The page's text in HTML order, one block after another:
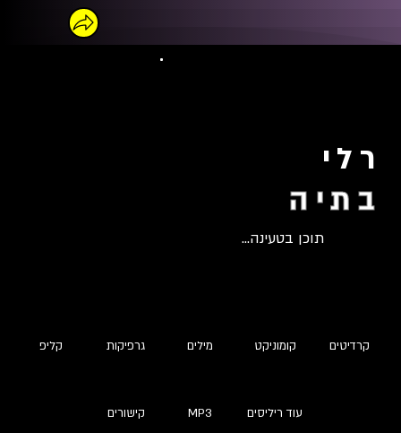
רלי
בתיה
תוכן בטעינה...
קליפ גרפיקות מילים קומוניקט קרדיטים
קישורים MP3 עוד ריליסים